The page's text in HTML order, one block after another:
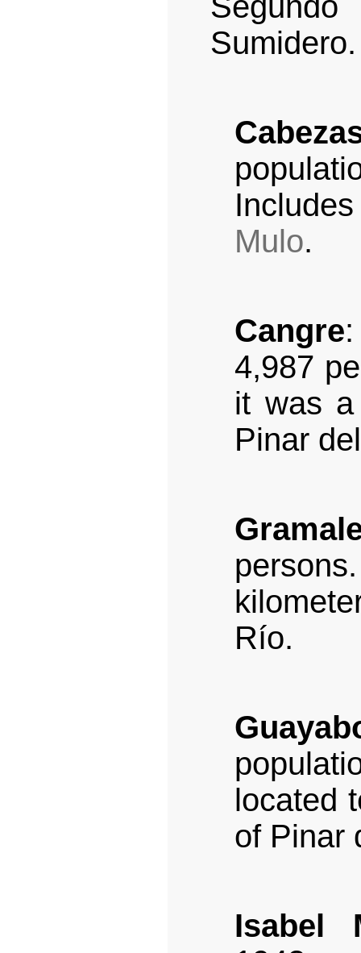
Sumidero.
Mulo.
Cangre
4,987
it was
Pinar
Río.
located
of Pinar
Isabel